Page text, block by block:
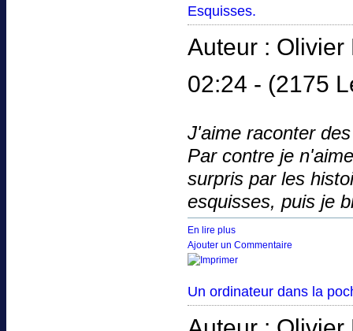
Esquisses.
Auteur :
02:24 - (2175
J'aime raconter
Par contre je
surpris par les
esquisses, puis je
En lire plus
Ajouter un Commentaire
Un ordinateur dans la